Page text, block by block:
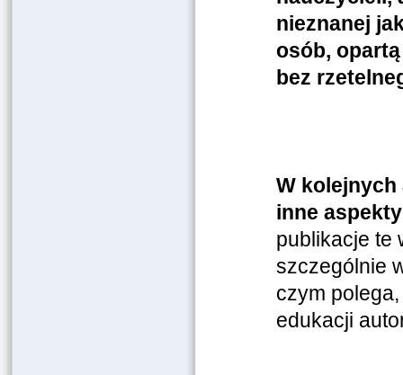
nieznanej
osób,
bez
W kolejnych
inne
publikacje te
szczególnie
czym
edukacji